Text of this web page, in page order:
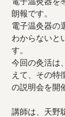
電子温灸器を
朗報です。
電子温灸器の
わからないと
す。
今回の灸活は
えて、その特
の説明会を開
講師は、天野